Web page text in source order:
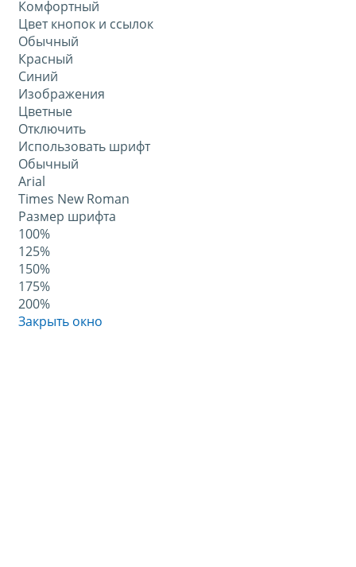
Комфортный
Цвет кнопок и ссылок
Обычный
Красный
Синий
Изображения
Цветные
Отключить
Использовать шрифт
Обычный
Arial
Times New Roman
Размер шрифта
100%
125%
150%
175%
200%
Закрыть окно